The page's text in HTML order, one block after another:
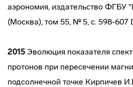
аэрономия, издательство ФГБУ
(Москва), том 55, № 5, с. 598-607
2015 Эволюция показателя
протонов при пересечении
подсолнечной точке Кирпичев